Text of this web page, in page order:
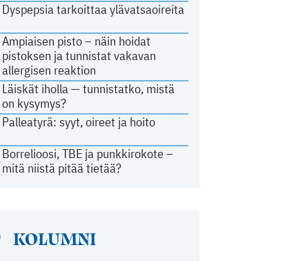
Dyspepsia tarkoittaa ylävatsaoireita
Ampiaisen pisto – näin hoidat
pistoksen ja tunnistat vakavan
allergisen reaktion
Läiskät iholla — tunnistatko, mistä
on kysymys?
Palleatyrä: syyt, oireet ja hoito
Borrelioosi, TBE ja punkkirokote –
mitä niistä pitää tietää?
KOLUMNI